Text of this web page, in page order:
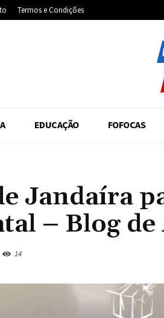
Termos e Condições
EDUCAÇÃO FOFOCAS
Jandaíra
– Blog de
14